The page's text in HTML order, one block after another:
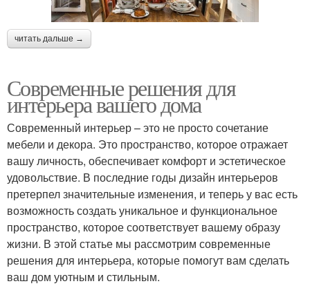
читать дальше →
Современные решения для
интерьера вашего дома
Современный интерьер – это не просто сочетание
мебели и декора. Это пространство, которое отражает
вашу личность, обеспечивает комфорт и эстетическое
удовольствие. В последние годы дизайн интерьеров
претерпел значительные изменения, и теперь у вас есть
возможность создать уникальное и функциональное
пространство, которое соответствует вашему образу
жизни. В этой статье мы рассмотрим современные
решения для интерьера, которые помогут вам сделать
ваш дом уютным и стильным.